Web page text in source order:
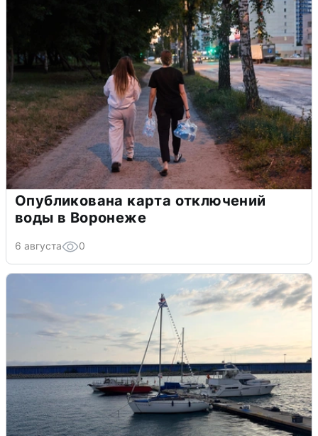
Опубликована карта отключений
воды в Воронеже
6 августа 0